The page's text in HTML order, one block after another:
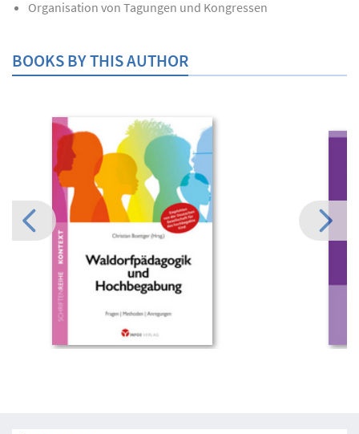
Organisation von Tagungen und Kongressen
BOOKS BY THIS AUTHOR